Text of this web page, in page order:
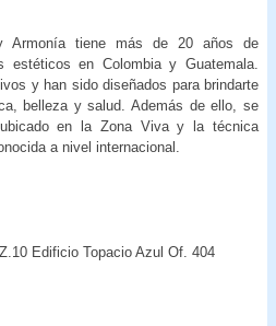
Armonía tiene más de 20 años de
estéticos en Colombia y Guatemala.
y han sido diseñados para brindarte
belleza y salud. Además de ello, se
ubicado en la Zona Viva y la técnica
a nivel internacional.
Edificio Topacio Azul Of. 404